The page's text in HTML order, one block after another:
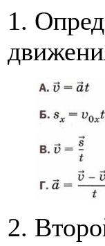
1.
2.